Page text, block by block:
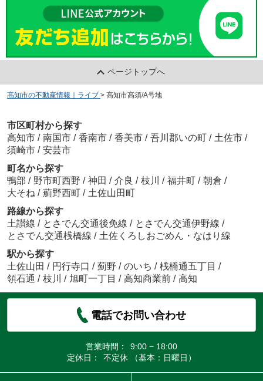
ページトップへ
高知市の不動産情報｜ライブ > 高知市高須/A号地
市区町村から探す
高知市 / 南国市 / 香南市 / 香美市 / 吾川郡いの町 / 土佐市 /
須崎市 / 安芸市
町名から探す
鴨部 / 野市町西野 / 神田 / 介良 / 枝川 / 福井町 / 朝倉 /
大そね / 薊野西町 / 土佐山田町
路線から探す
土讃線 / とさでん交通後免線 / とさでん交通伊野線 /
とさでん交通桟橋線 / 土佐くろしおごめん・なはり線
駅から探す
土佐山田 / 円行寺口 / 薊野 / のいち / 桟橋通五丁目 /
領石通 / 枝川 / 旭町一丁目 / 高知商業前 / 高知
電話でお問い合わせ
営業時間：
9:00 − 18:00
定休日：
不定休 （基本：日曜日）